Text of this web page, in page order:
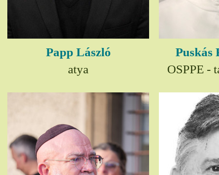
Papp László
atya
Puskás
OSPPE -